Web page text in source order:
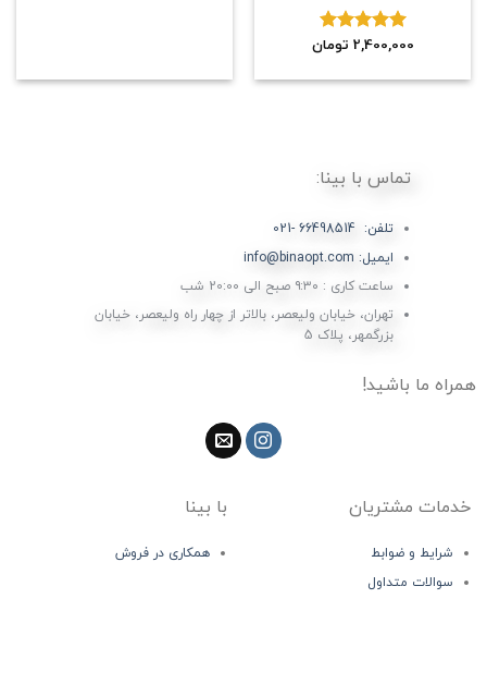
نمره5.002,400,000 تومان
تماس با بینا:
تلفن: 66498514 -021
ایمیل: info@binaopt.com
ساعت کاری : ۹:۳۰ صبح الی 20:00 شب
تهران، خیابان ولیعصر، بالاتر از چهار راه ولیعصر، خیابان
بزرگمهر، پلاک 5
همراه ما باشید!
خدمات مشتریان
شرایط و ضوابط
سوالات متداول
با بینا
همکاری در فروش